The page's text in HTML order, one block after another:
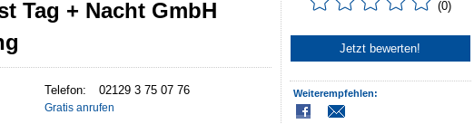
Tag + Nacht GmbH
Telefon:
Gratis anrufen
(0)
Jetzt bewerten!
Weiterempfehlen: